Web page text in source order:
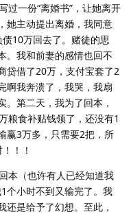
过一份“离婚书”，让她离开
她主动提出离婚，我同意
10万回去了。赌徒的思
。我和前妻的感情也回不
贷借了20万，支付宝套了2
啊我奔溃了，我哭，我扇
。第二天，我为了回本，
粮食补贴钱领了，还没有1
赢3万多，只需要2把，所
！！
本（也许有人已经知道我
个小时不到又输完了。我
是给予了幻想。至此，